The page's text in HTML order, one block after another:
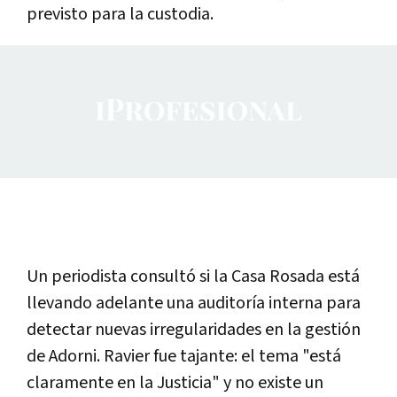
previsto para la custodia.
Un periodista consultó si la Casa Rosada está
llevando adelante una auditoría interna para
detectar nuevas irregularidades en la gestión
de Adorni. Ravier fue tajante: el tema "está
claramente en la Justicia" y no existe un